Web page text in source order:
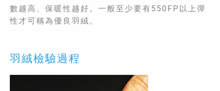
數越高、保暖性越好。一般至少要有550FP以上彈
性才可稱為優良羽絨。
羽絨檢驗過程